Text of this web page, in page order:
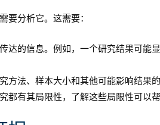
要分析它。这需要：
达的信息。例如，一个研究结果可能
方法、样本大小和其他可能影响结果的
都有其局限性，了解这些局限性可以